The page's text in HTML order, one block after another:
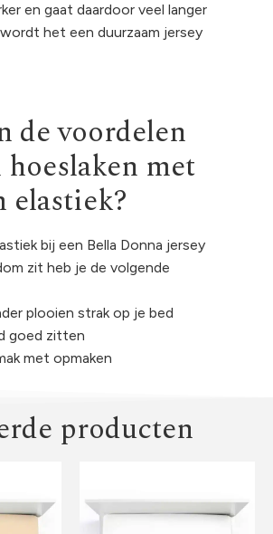
en gaat daardoor veel langer
het een duurzaam jersey
de voordelen
hoeslaken met
elastiek?
bij een Bella Donna jersey
zit heb je de volgende
plooien strak op je bed
goed zitten
met opmaken
producten